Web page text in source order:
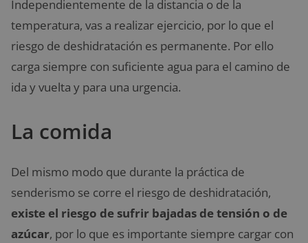
Independientemente de la distancia o de la
temperatura, vas a realizar ejercicio, por lo que el
riesgo de deshidratación es permanente. Por ello
carga siempre con suficiente agua para el camino de
ida y vuelta y para una urgencia.
La comida
Del mismo modo que durante la práctica de
senderismo se corre el riesgo de deshidratación,
existe el riesgo de sufrir bajadas de tensión o de
azúcar, por lo que es importante siempre cargar con